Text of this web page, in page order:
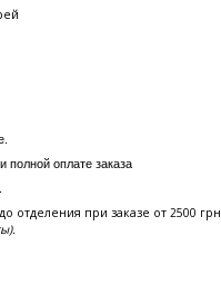
полной оплате заказа
отделения при заказе от 2500 грн